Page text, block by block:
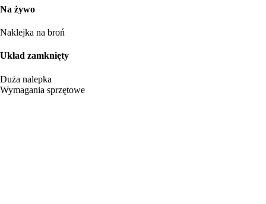
Na żywo
Naklejka na broń
Układ zamknięty
Duża nalepka
Wymagania sprzętowe